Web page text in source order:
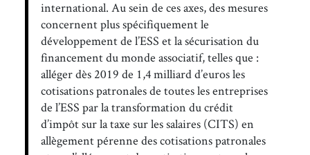
international. Au sein de ces axes, des mesures
concernent plus spécifiquement le
développement de l’ESS et la sécurisation du
financement du monde associatif, telles que :
alléger dès 2019 de 1,4 milliard d’euros les
cotisations patronales de toutes les entreprises
de l’ESS par la transformation du crédit
d’impôt sur la taxe sur les salaires (CITS) en
allègement pérenne des cotisations patronales